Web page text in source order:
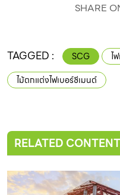
SHARE
TAGGED : SCG
ไ
ไม้ตกแต่งไฟเบอร์ซีเมนต์
RELATED CONTENT